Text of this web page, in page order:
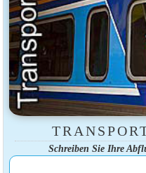
Schreiben Sie Ihre